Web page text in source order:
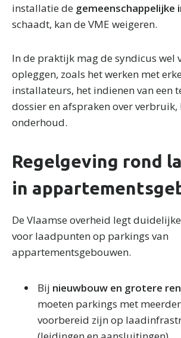
installatie de
schaadt, kan de VME weigeren.
In de praktijk mag de syndicus wel
opleggen, zoals het werken met
installateurs, het indienen van een
dossier en afspraken over verbruik,
onderhoud.
Regelgeving rond
in
De Vlaamse overheid legt
voor laadpunten op parkings van
appartementsgebouwen.
Bij nieuwbouw en grotere
moeten parkings met
voorbereid zijn op